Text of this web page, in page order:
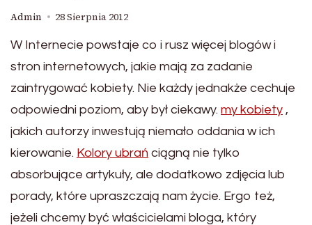
Admin 28 Sierpnia 2012
W Internecie powstaje co i rusz więcej blogów i
stron internetowych, jakie mają za zadanie
zaintrygować kobiety. Nie każdy jednakże cechuje
odpowiedni poziom, aby był ciekawy. my kobiety ,
jakich autorzy inwestują niemało oddania w ich
kierowanie. Kolory ubrań ciągną nie tylko
absorbujące artykuły, ale dodatkowo zdjęcia lub
porady, które upraszczają nam życie. Ergo też,
jeżeli chcemy być właścicielami bloga, który